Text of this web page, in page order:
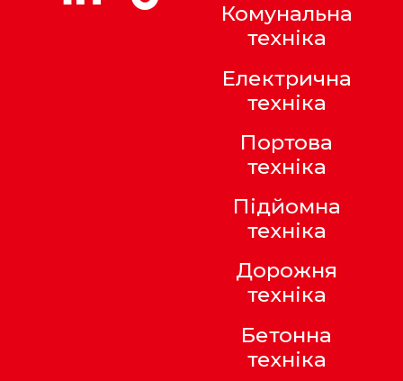
Комунальна
техніка
Електрична
техніка
Портова
техніка
Підйомна
техніка
Дорожня
техніка
Бетонна
техніка